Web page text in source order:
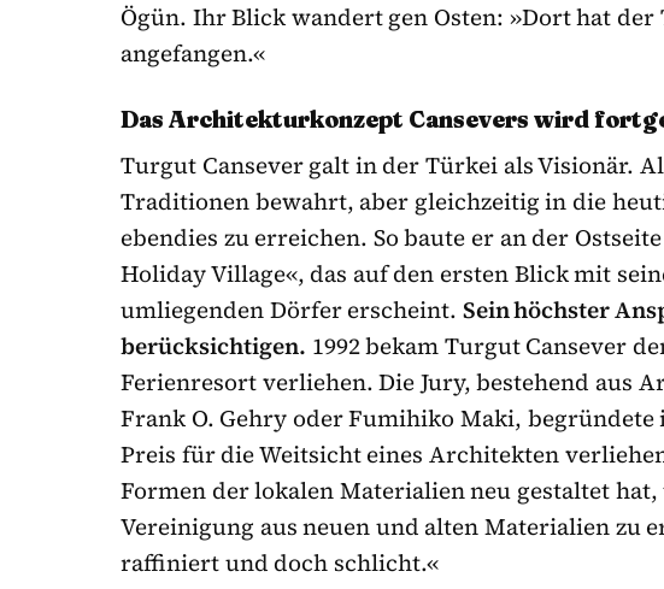
Ögün. Ihr Blick wandert gen Osten: »Dort hat der
angefangen.«
Das Architekturkonzept Cansevers wird
Turgut Cansever galt in der Türkei als Visionär.
Traditionen bewahrt, aber gleichzeitig in die
ebendies zu erreichen. So baute er an der
Holiday Vil­lage«, das auf den ersten Blick mit
umliegenden Dörfer erscheint. Sein höchster
berücksichtigen. 1992 bekam Turgut Cansever
Ferienresort verliehen. Die Jury, bestehend aus
Frank O. Gehry oder Fumihiko Maki,
Preis für die Weitsicht eines Architekten
Formen der lokalen Materialien neu gestaltet
Vereinigung aus neuen und alten Materialien zu
raffiniert und doch schlicht.«